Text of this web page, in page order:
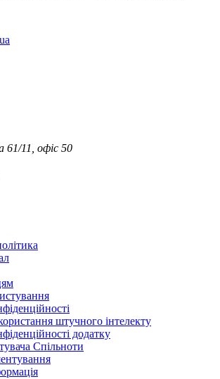
61/11, офіс 50
штучного інтелекту
додатку
Спільноти